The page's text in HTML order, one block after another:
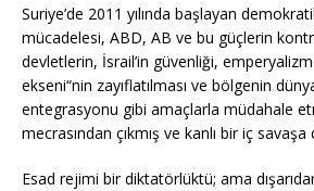
Suriye’de 2011 yılında başlayan
mücadelesi, ABD, AB ve bu güçlerin
devletlerin, İsrail’in güvenliği,
ekseni“nin zayıflatılması ve bölgenin
entegrasyonu gibi amaçlarla müdahale
mecrasından çıkmış ve kanlı bir iç
Esad rejimi bir diktatörlüktü; ama